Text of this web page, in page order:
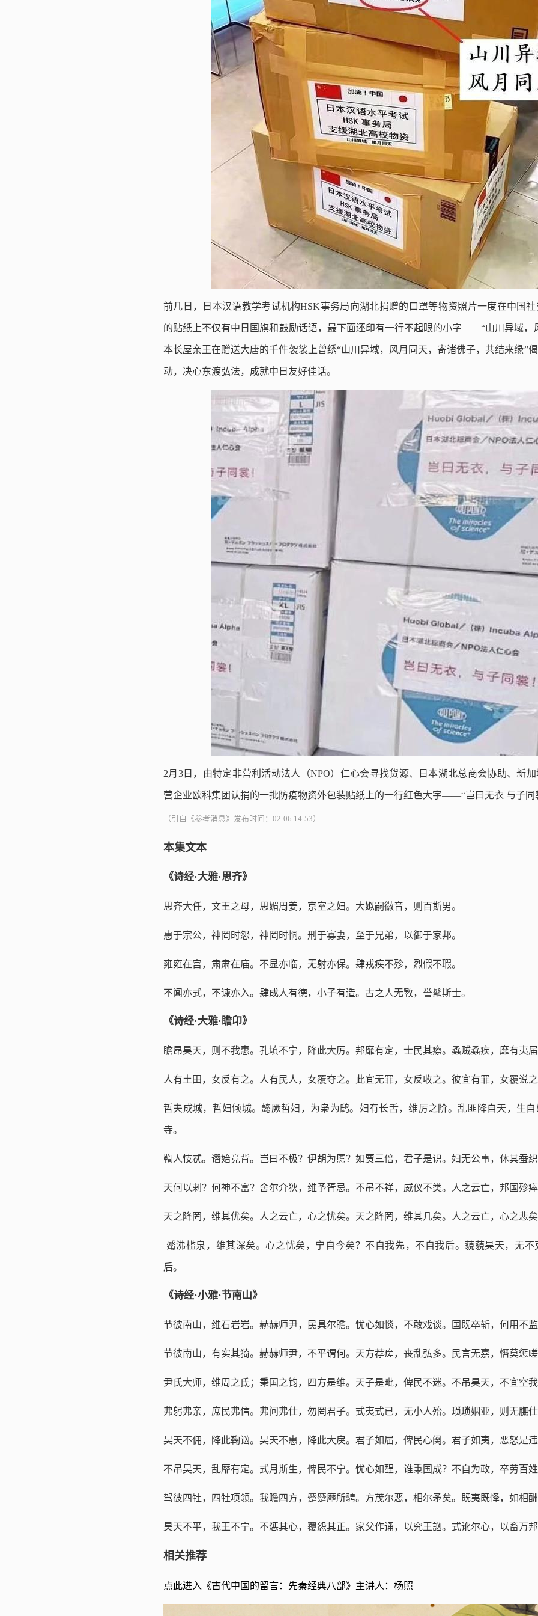
前几日，日本汉语教学考试机构HSK事务局向湖北捐赠的口罩等物资照片一度在中国
的贴纸上不仅有中日国旗和鼓励话语，最下面还印有一行不起眼的小字——“山川异域，
本长屋亲王在赠送大唐的千件袈裟上曾绣“山川异域，风月同天，寄诸佛子，共结来缘”
动，决心东渡弘法，成就中日友好佳话。
2月3日，由特定非营利活动法人（NPO）仁心会寻找货源、日本湖北总商会协助、新
营企业欧科集团认捐的一批防疫物资外包装贴纸上的一行红色大字——“岂曰无衣 与子同
（引自《参考消息》发布时间：02-06 14:53）
本集文本
《诗经·大雅·思齐》
思齐大任，文王之母，思媚周姜，京室之妇。大姒嗣徽音，则百斯男。
惠于宗公，神罔时怨，神罔时恫。刑于寡妻，至于兄弟，以御于家邦。
雍雍在宫，肃肃在庙。不显亦临，无射亦保。肆戎疾不殄，烈假不瑕。
不闻亦式，不谏亦入。肆成人有德，小子有造。古之人无斁，誉髦斯士。
《诗经·大雅·瞻卬》
瞻昂昊天，则不我惠。孔填不宁，降此大厉。邦靡有定，士民其瘵。蟊贼蟊疾，靡有夷
人有土田，女反有之。人有民人，女覆夺之。此宜无罪，女反收之。彼宜有罪，女覆
哲夫成城，哲妇倾城。懿厥哲妇，为枭为鸱。妇有长舌，维厉之阶。乱匪降自天，生
寺。
鞫人忮忒。谮始竞背。岂曰不极？伊胡为慝？如贾三倍，君子是识。妇无公事，休其
天何以剌？何神不富？舍尔介狄，维予胥忌。不吊不祥，威仪不类。人之云亡，邦国
天之降罔，维其优矣。人之云亡，心之忧矣。天之降罔，维其几矣。人之云亡，心之悲
觱沸槛泉，维其深矣。心之忧矣，宁自今矣？不自我先，不自我后。藐藐昊天，无
后。
《诗经·小雅·节南山》
节彼南山，维石岩岩。赫赫师尹，民具尔瞻。忧心如惔，不敢戏谈。国既卒斩，何用不监
节彼南山，有实其猗。赫赫师尹，不平谓何。天方荐瘥，丧乱弘多。民言无嘉，憯莫惩嗟
尹氏大师，维周之氐；秉国之钧，四方是维。天子是毗，俾民不迷。不吊昊天，不宜空我
弗躬弗亲，庶民弗信。弗问弗仕，勿罔君子。式夷式已，无小人殆。琐琐姻亚，则无膴仕
昊天不佣，降此鞠讻。昊天不惠，降此大戾。君子如届，俾民心阕。君子如夷，恶怒是违
不吊昊天，乱靡有定。式月斯生，俾民不宁。忧心如酲，谁秉国成？不自为政，卒劳百姓
驾彼四牡，四牡项领。我瞻四方，蹙蹙靡所骋。方茂尔恶，相尔矛矣。既夷既怿，如相酬
昊天不平，我王不宁。不惩其心，覆怨其正。家父作诵，以究王訩。式讹尔心，以畜万邦
相关推荐
点此进入《古代中国的留言：先秦经典八部》主讲人：杨照